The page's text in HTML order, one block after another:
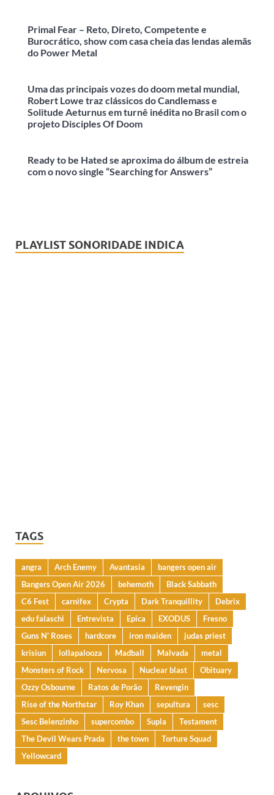
Primal Fear – Reto, Direto, Competente e
Burocrático, show com casa cheia das lendas alemãs
do Power Metal
Uma das principais vozes do doom metal mundial,
Robert Lowe traz clássicos do Candlemass e
Solitude Aeturnus em turnê inédita no Brasil com o
projeto Disciples Of Doom
Ready to be Hated se aproxima do álbum de estreia
com o novo single “Searching for Answers”
PLAYLIST SONORIDADE INDICA
TAGS
angra Arch Enemy Avantasia
bangers open air
Bangers Open Air 2026
behemoth
Black Sabbath
C6 Fest
carnifex Crypta Dark Tranquillity
Debrix
edu falaschi
Entrevista Epica EXODUS
Fresno
Guns N' Roses
hardcore iron maiden
judas priest
krisiun
lollapalooza Madball Malvada
metal
Monsters of Rock
Nervosa Nuclear blast
Obituary
Ozzy Osbourne
Ratos de Porão
Revengin
Rise of the Northstar
Roy Khan sepultura
sesc
Sesc Belenzinho
supercombo Supla
Testament
The Devil Wears Prada
the town
Torture Squad
Yellowcard